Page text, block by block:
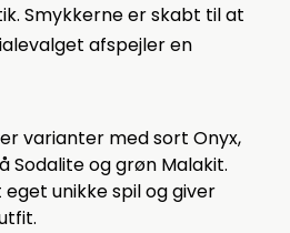
Smykkerne er skabt til at
afspejler en
varianter med sort Onyx,
Sodalite og grøn Malakit.
unikke spil og giver